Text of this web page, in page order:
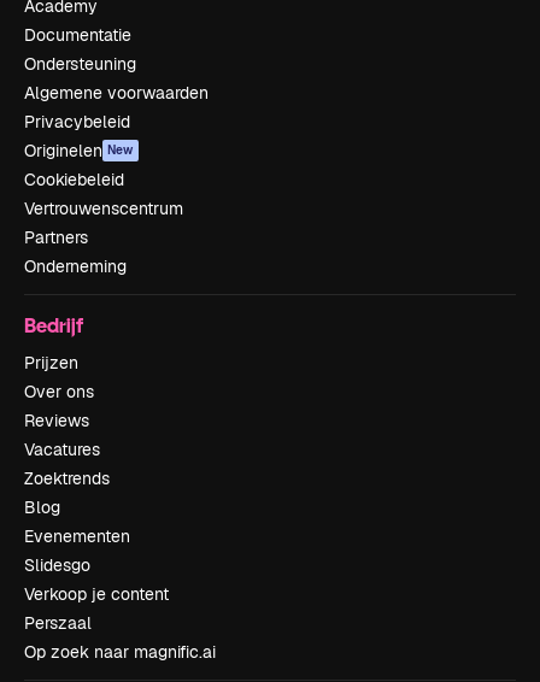
Academy
Documentatie
Ondersteuning
Algemene voorwaarden
Privacybeleid
Originelen New
Cookiebeleid
Vertrouwenscentrum
Partners
Onderneming
Bedrijf
Prijzen
Over ons
Reviews
Vacatures
Zoektrends
Blog
Evenementen
Slidesgo
Verkoop je content
Perszaal
Op zoek naar magnific.ai